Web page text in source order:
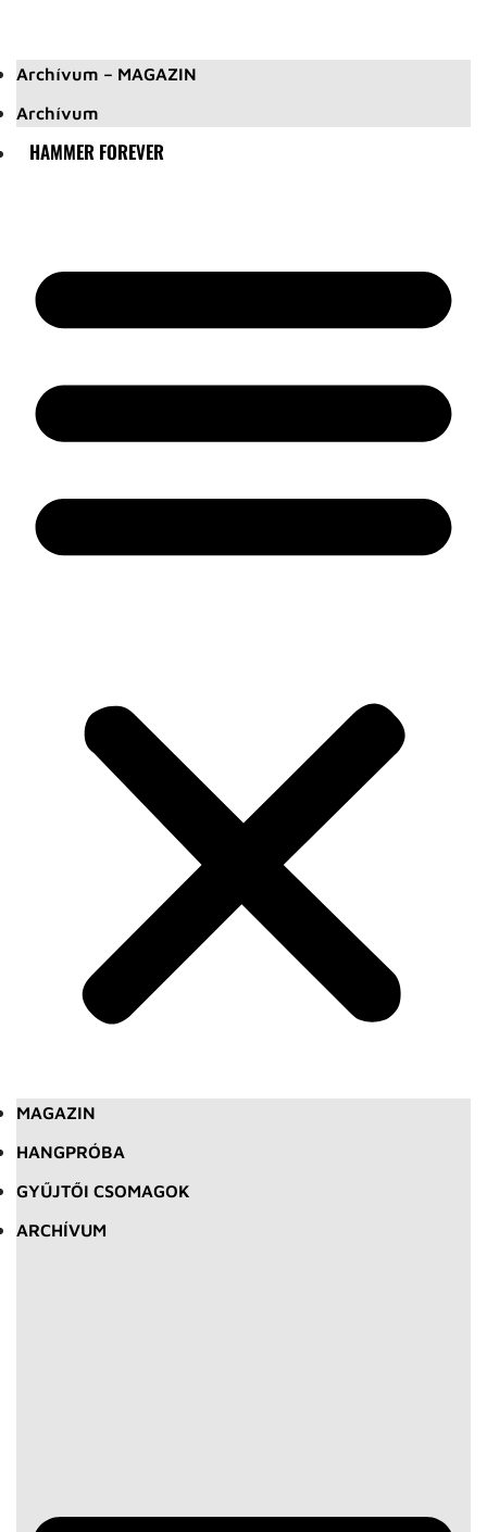
Archívum – MAGAZIN
Archívum
HAMMER FOREVER
MAGAZIN
HANGPRÓBA
GYŰJTŐI CSOMAGOK
ARCHÍVUM